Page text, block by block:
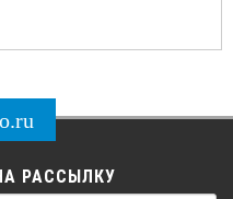
РАССЫЛКУ